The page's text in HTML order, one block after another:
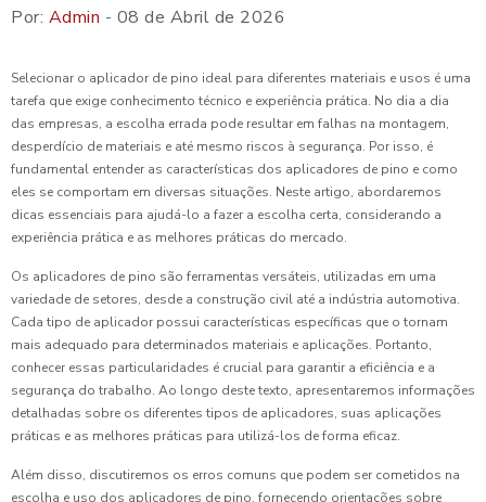
Por: Admin - 08 de Abril de 2026
Selecionar o aplicador de pino ideal para diferentes materiais e usos é uma
tarefa que exige conhecimento técnico e experiência prática. No dia a dia
das empresas, a escolha errada pode resultar em falhas na montagem,
desperdício de materiais e até mesmo riscos à segurança. Por isso, é
fundamental entender as características dos aplicadores de pino e como
eles se comportam em diversas situações. Neste artigo, abordaremos
dicas essenciais para ajudá-lo a fazer a escolha certa, considerando a
experiência prática e as melhores práticas do mercado.
Os aplicadores de pino são ferramentas versáteis, utilizadas em uma
variedade de setores, desde a construção civil até a indústria automotiva.
Cada tipo de aplicador possui características específicas que o tornam
mais adequado para determinados materiais e aplicações. Portanto,
conhecer essas particularidades é crucial para garantir a eficiência e a
segurança do trabalho. Ao longo deste texto, apresentaremos informações
detalhadas sobre os diferentes tipos de aplicadores, suas aplicações
práticas e as melhores práticas para utilizá-los de forma eficaz.
Além disso, discutiremos os erros comuns que podem ser cometidos na
escolha e uso dos aplicadores de pino, fornecendo orientações sobre